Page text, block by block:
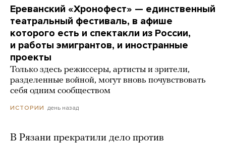
Ереванский «Хронофест» — единственный
театральный фестиваль, в афише
которого есть и спектакли из России,
и работы эмигрантов, и иностранные
проекты
Только здесь режиссеры, артисты и зрители,
разделенные войной, могут вновь почувствовать
себя одним сообществом
ИСТОРИИ день назад
В Рязани прекратили дело против